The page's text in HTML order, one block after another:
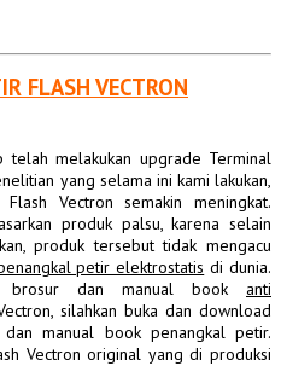
FLASH VECTRON
telah melakukan upgrade Terminal
yang selama ini kami lakukan,
Vectron semakin meningkat.
produk palsu, karena selain
produk tersebut tidak mengacu
petir elektrostatis di dunia.
brosur dan manual book anti
silahkan buka dan download
manual book penangkal petir.
Vectron original yang di produksi